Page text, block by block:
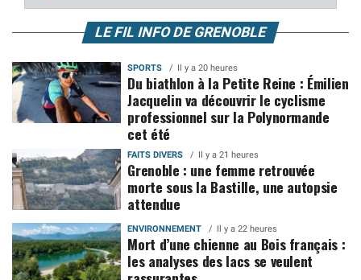
LE FIL INFO DE GRENOBLE
SPORTS Il y a 20 heures
Du biathlon à la Petite Reine : Émilien
Jacquelin va découvrir le cyclisme
professionnel sur la Polynormande
cet été
FAITS DIVERS Il y a 21 heures
Grenoble : une femme retrouvée
morte sous la Bastille, une autopsie
attendue
ENVIRONNEMENT Il y a 22 heures
Mort d’une chienne au Bois français :
les analyses des lacs se veulent